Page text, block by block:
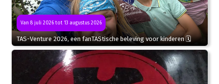
Van 8 juli 2026 tot 13 augustus 2026
TAS-Venture 2026, een fanTAStische beleving voor kinderen 🗓